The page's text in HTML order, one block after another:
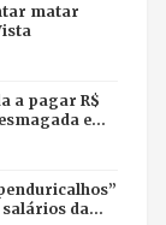
matar
a pagar R$
em
da